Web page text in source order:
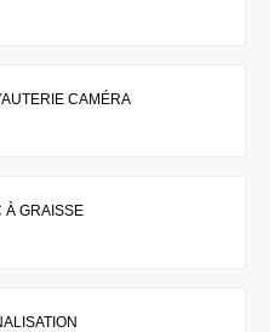
CAMÉRA
À GRAISSE